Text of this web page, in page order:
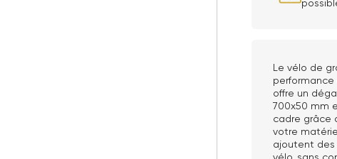
Le vélo de
performance
offre un
700x50 mm
cadre grâce
votre
ajoutent des
vélo, sans